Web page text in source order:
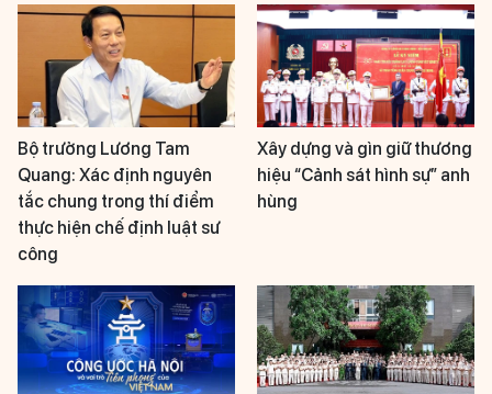
Bộ trưởng Lương Tam
Quang: Xác định nguyên
tắc chung trong thí điểm
thực hiện chế định luật sư
công
Xây dựng và gìn giữ thương
hiệu “Cảnh sát hình sự” anh
hùng